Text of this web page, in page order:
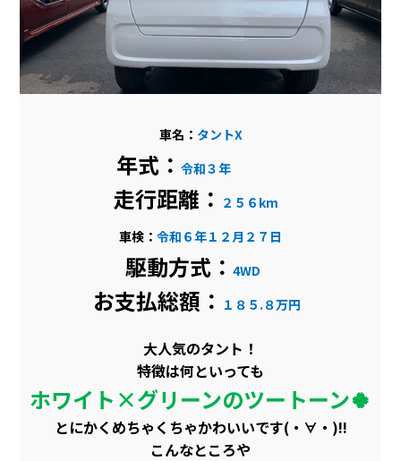
車名： タントX
年式： 令和３年
走行距離： ２５６km
車検： 令和６年１２月２７日
駆動方式： 4WD
お支払総額： １８５.８万円
大人気のタント！
特徴は何といっても
ホワイト×グリーンのツートーン🍀
とにかくめちゃくちゃかわいいです(・∀・)!!
こんなところや